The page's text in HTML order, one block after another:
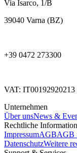
Via Isarco, 1/B
39040 Varna (BZ)
+39 0472 273300
VAT: IT00192920213
Unternehmen
Über unsNews &
Rechtliche
ImpressumAGBAGB
DatenschutzWeitere